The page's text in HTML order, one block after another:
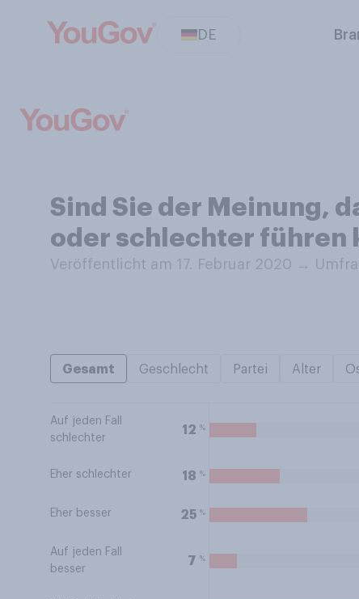
DE
Sind Sie der Meinung,
oder schlechter führen
Veröffentlicht am 17. Februar 2020 →
Gesamt Geschlecht Partei Alter
Auf jeden Fall
schlechter
12 %
Eher schlechter 18 %
Eher besser 25 %
Auf jeden Fall
besser
7 %